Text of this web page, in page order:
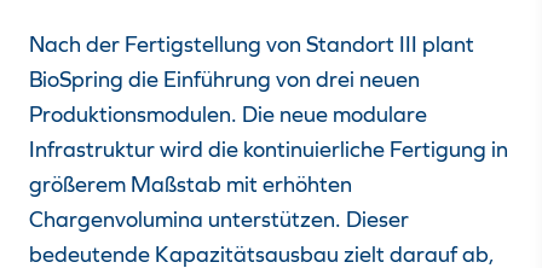
Nach der Fertigstellung von Standort III plant
BioSpring die Einführung von drei neuen
Produktionsmodulen. Die neue modulare
Infrastruktur wird die kontinuierliche Fertigung in
größerem Maßstab mit erhöhten
Chargenvolumina unterstützen. Dieser
bedeutende Kapazitätsausbau zielt darauf ab,